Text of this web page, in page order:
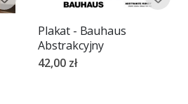
Plakat - Bauhaus
Abstrakcyjny
42,00 zł